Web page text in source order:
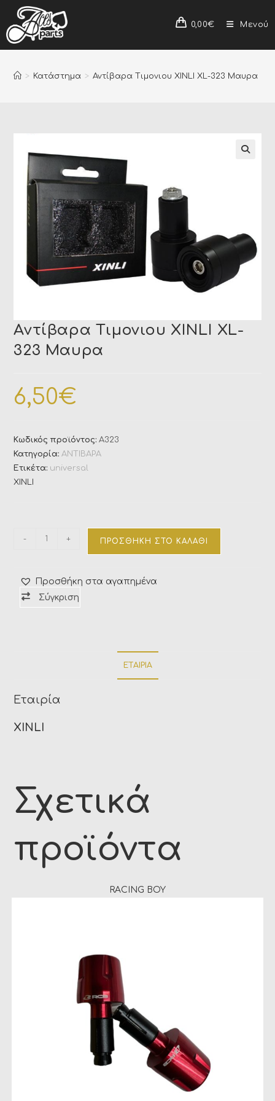
0,00€ Μενού
> Κατάστημα > Αντίβαρα Τιμονιου XINLI XL-323 Μαυρα
Αντίβαρα Τιμονιου XINLI XL-
323 Μαυρα
6,50€
Κωδικός προϊόντος:Α323
Κατηγορία:ΑΝΤΙΒΑΡΑ
Ετικέτα: universal
XINLI
- + ΠΡΟΣΘΉΚΗ ΣΤΟ ΚΑΛΆΘΙ
Προσθήκη στα αγαπημένα
Σύγκριση
ΕΤΑΙΡΊΑ
Εταιρία
XINLI
Σχετικά
προϊόντα
RACING BOY